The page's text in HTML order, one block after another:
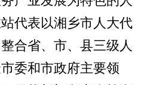
代表以湘乡市人大代
合省、市、县三级人
委和市政府主要领